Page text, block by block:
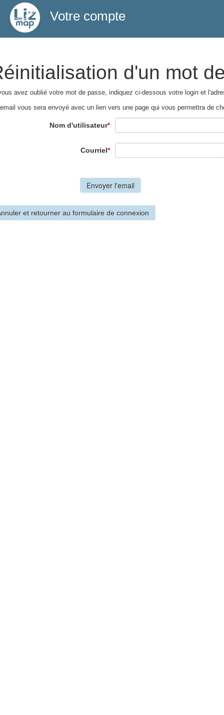
Votre compte
d'un mot
avez oublié votre mot de passe, indiquez ci-dessous votre login et
vous sera envoyé avec un lien vers une page qui vous permettra de
Nom d'utilisateur*
Courriel*
et retourner au formulaire de connexion